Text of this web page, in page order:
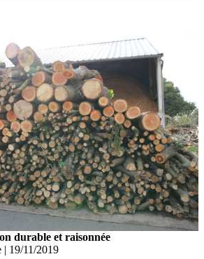
durable et raisonnée
| 19/11/2019